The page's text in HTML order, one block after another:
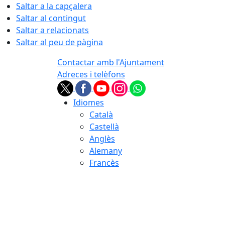
Saltar a la capçalera
Saltar al contingut
Saltar a relacionats
Saltar al peu de pàgina
Contactar amb l'Ajuntament
Adreces i telèfons
Idiomes
Català
Castellà
Anglès
Alemany
Francès